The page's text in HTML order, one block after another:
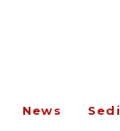
News Sedi